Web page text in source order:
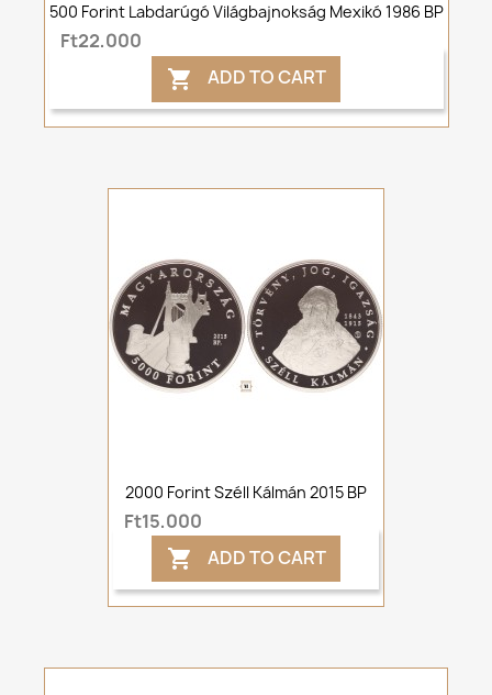
500 Forint Labdarúgó Világbajnokság Mexikó 1986 BP
Ft22,000
 ADD TO CART
2000 Forint Széll Kálmán 2015 BP
Ft15,000
 ADD TO CART